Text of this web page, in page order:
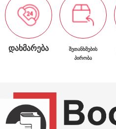
ᲓᲐᲮᲛᲐᲠᲔᲑᲐ
ᲨᲔᲗᲐᲜᲮᲛᲔᲑᲘᲡ
ᲞᲘᲠᲝᲑᲐ